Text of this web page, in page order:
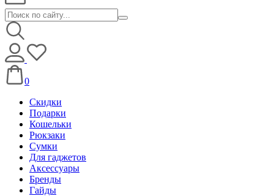
0
Скидки
Подарки
Кошельки
Рюкзаки
Сумки
Для гаджетов
Аксессуары
Бренды
Гайды